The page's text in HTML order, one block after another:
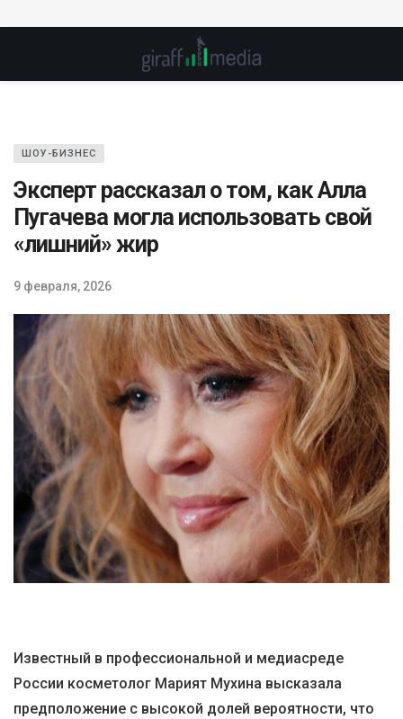
ШОУ-БИЗНЕС
Эксперт рассказал о том, как Алла
Пугачева могла использовать свой
«лишний» жир
9 февраля, 2026
Известный в профессиональной и медиасреде
России косметолог Марият Мухина высказала
предположение с высокой долей вероятности, что